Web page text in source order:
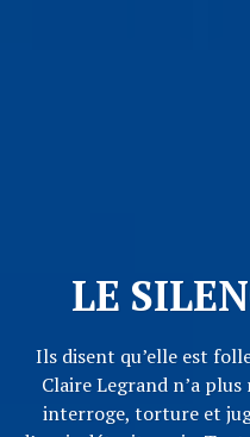
LE
Ils disent qu’elle est
Claire Legrand n’a
interroge, torture et